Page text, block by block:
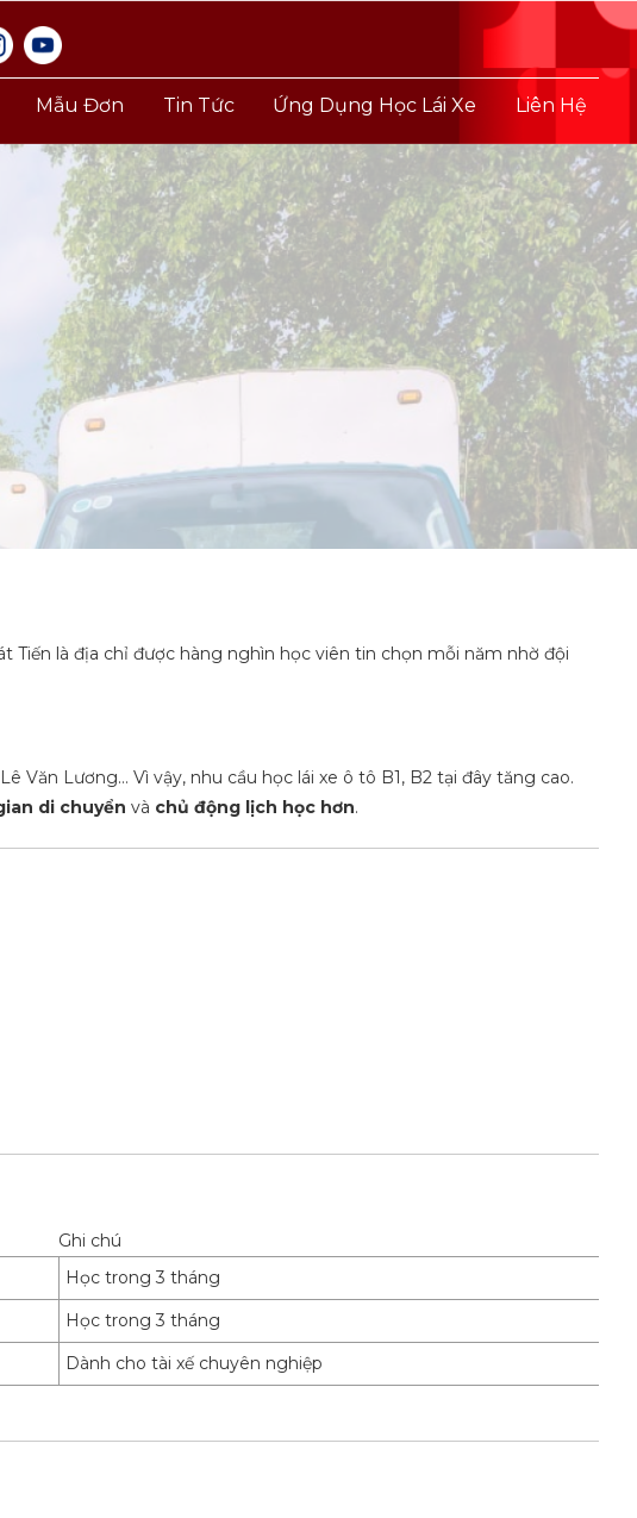
Mẫu Đơn Tin Tức Ứng Dụng Học Lái Xe Liên Hệ
Tiến là địa chỉ được hàng nghìn học viên tin chọn mỗi năm nhờ đội
Văn Lương… Vì vậy, nhu cầu học lái xe ô tô B1, B2 tại đây tăng cao.
di chuyển và chủ động lịch học hơn.
Ghi chú
Học trong 3 tháng
Học trong 3 tháng
Dành cho tài xế chuyên nghiệp